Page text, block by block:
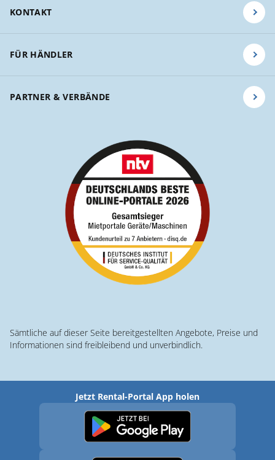
KONTAKT
FÜR HÄNDLER
PARTNER & VERBÄNDE
Sämtliche auf dieser Seite bereitgestellten Angebote, Preise und
Informationen sind freibleibend und unverbindlich.
Jetzt Rental-Portal App holen